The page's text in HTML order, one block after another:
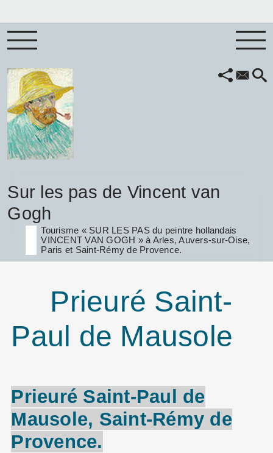
Sur les pas de Vincent van
Gogh
Tourisme « SUR LES PAS du peintre hollandais
VINCENT VAN GOGH » à Arles, Auvers-sur-Oise,
Paris et Saint-Rémy de Provence.
Prieuré Saint-
Paul de Mausole
Prieuré Saint-Paul de
Mausole, Saint-Rémy de
Provence.